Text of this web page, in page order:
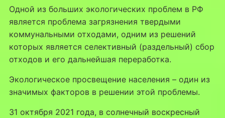
Одной из больших экологических проблем в РФ
является проблема загрязнения твердыми
коммунальными отходами, одним из решений
которых является селективный (раздельный) сбор
отходов и его дальнейшая переработка.
Экологическое просвещение населения – один из
значимых факторов в решении этой проблемы.
31 октября 2021 года, в солнечный воскресный